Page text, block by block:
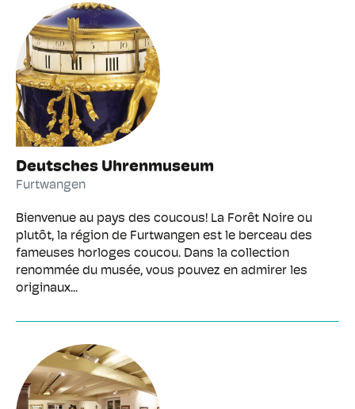
Deutsches Uhrenmuseum
Furtwangen
Bienvenue au pays des coucous! La Forêt Noire ou
plutôt, la région de Furtwangen est le berceau des
fameuses horloges coucou. Dans la collection
renommée du musée, vous pouvez en admirer les
originaux...